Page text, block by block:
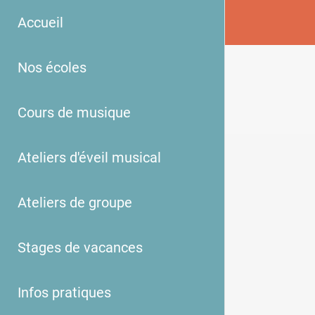
Accueil
Nos écoles
Cours de musique
Ateliers d'éveil musical
Ateliers de groupe
Stages de vacances
Infos pratiques